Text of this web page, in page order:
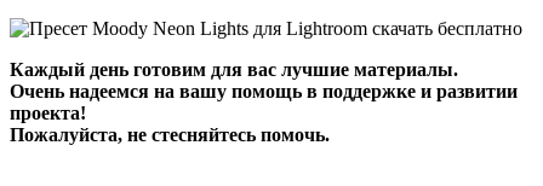
Каждый день готовим для вас лучшие материалы.
Очень надеемся на вашу помощь в поддержке и развитии
проекта!
Пожалуйста, не стесняйтесь помочь.